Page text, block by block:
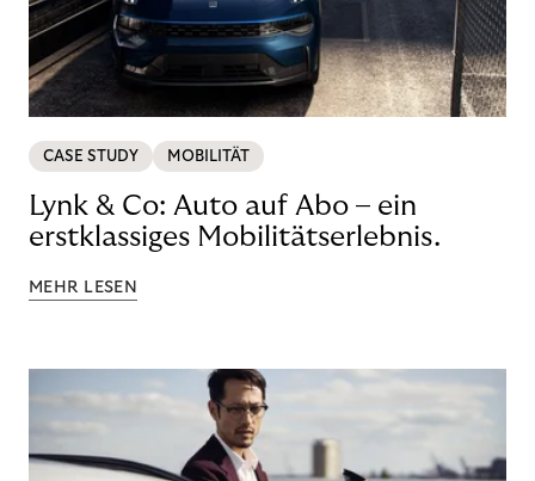
CASE STUDY MOBILITÄT
Lynk & Co: Auto auf Abo – ein
erstklassiges Mobilitätserlebnis.
MEHR LESEN